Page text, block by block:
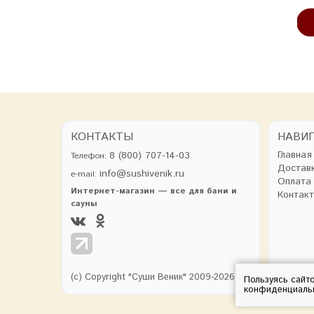
КОНТАКТЫ
Телефон: 8 (800) 707-14-03
e-mail: info@sushivenik.ru
Интернет-магазин — все для бани и
сауны
(с) Copyright "Суши Веник" 2009-2026
Главная
Оплата
Пользуясь